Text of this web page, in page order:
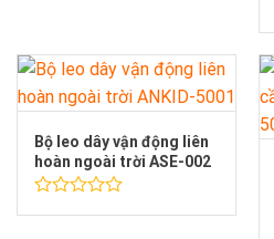
5
sao
Bộ leo dây vận động liên
hoàn ngoài trời ASE-002
Được